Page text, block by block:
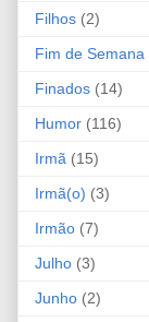
Filhos (2)
Fim de Semana
Finados (14)
Humor (116)
Irmã (15)
Irmã(o) (3)
Irmão (7)
Julho (3)
Junho (2)